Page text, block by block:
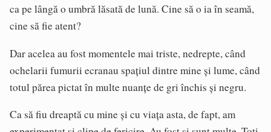
ca pe lângă o umbră lăsată de lună. Cine să o ia în seamă,
cine să fie atent?
Dar acelea au fost momentele mai triste, nedrepte, când
ochelarii fumurii ecranau spațiul dintre mine și lume, când
totul părea pictat în multe nuanțe de gri închis și negru.
Ca să fiu dreaptă cu mine și cu viața asta, de fapt, am